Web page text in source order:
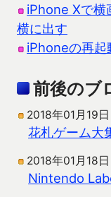
iPhone Xで横
横に出す
iPhoneの再起
前後のブ
2018年01月19日
花札ゲーム大
2018年01月18日
Nintendo